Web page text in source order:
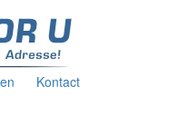
Kontact